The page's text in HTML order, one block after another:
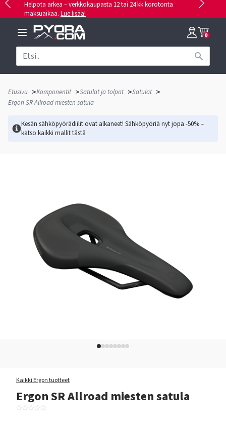
Helpota arkea – verkkokaupasta 12 tai 24 kk korotonta
maksuaikaa. Lue lisää!
0
Etusivu >Komponentit >Satulat ja tolpat >Satulat >
Ergon SR Allroad miesten satula
Kesän sähköpyörädiilit ovat alkaneet! Sähköpyöriä nyt jopa -50% –
katso kaikki mallittästä
Kaikki Ergon tuotteet
Ergon SR Allroad miesten satula